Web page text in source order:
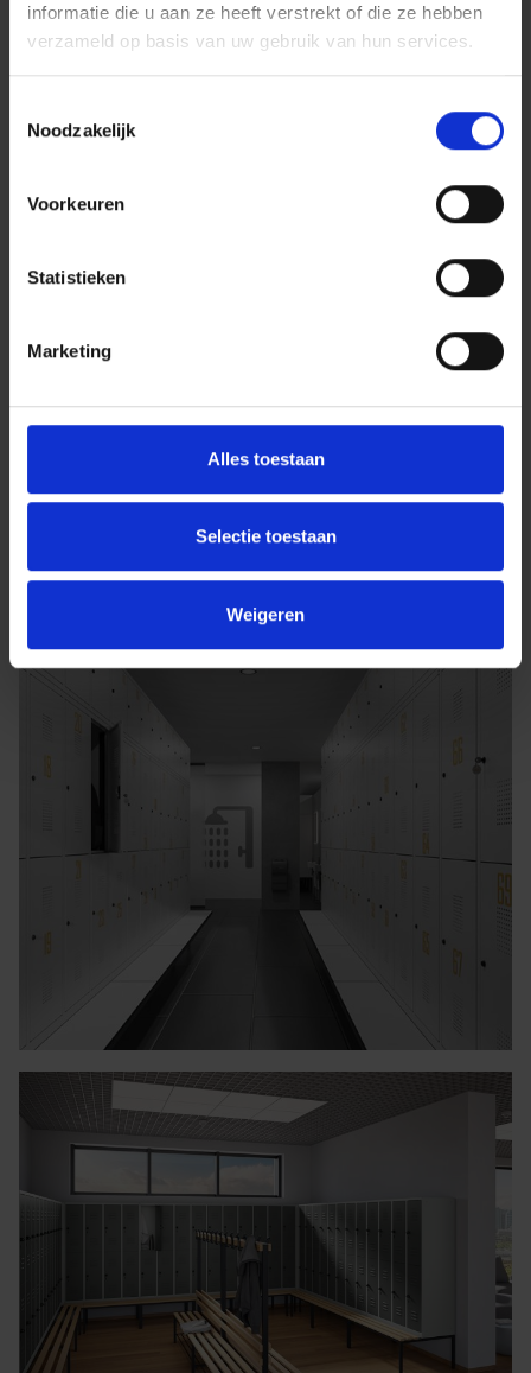
informatie die u aan ze heeft verstrekt of die ze hebben
verzameld op basis van uw gebruik van hun services.
Noodzakelijk
Voorkeuren
Statistieken
Marketing
Alles toestaan
Selectie toestaan
Weigeren